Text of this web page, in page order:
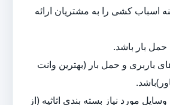
اسباب کشی را به مشتریان ارائه
حمل بار باشد.
باربری و حمل بار (بهترین وانت
مورد نیاز بسته بندی اثاثیه (از